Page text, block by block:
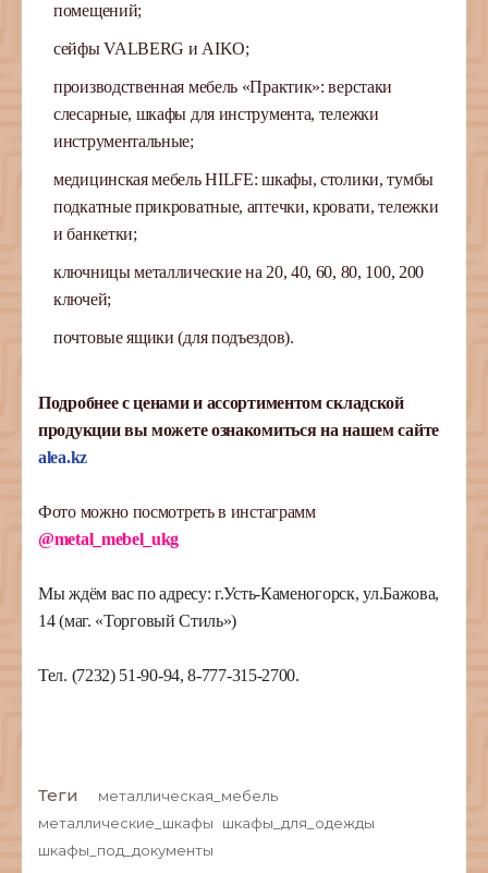
помещений;
сейфы VALBERG и AIKO;
производственная мебель «Практик»: верстаки
слесарные, шкафы для инструмента, тележки
инструментальные;
медицинская мебель HILFE: шкафы, столики, тумбы
подкатные прикроватные, аптечки, кровати, тележки
и банкетки;
ключницы металлические на 20, 40, 60, 80, 100, 200
ключей;
почтовые ящики (для подъездов).
Подробнее с ценами и ассортиментом складской
продукции вы можете ознакомиться на нашем сайте
alea.kz
Фото можно посмотреть в инстаграмм
@metal_mebel_ukg
Мы ждём вас по адресу: г.Усть-Каменогорск, ул.Бажова,
14 (маг. «Торговый Стиль»)
Тел. (7232) 51-90-94, 8-777-315-2700.
Теги
металлическая_мебель
металлические_шкафы
шкафы_для_одежды
шкафы_под_документы